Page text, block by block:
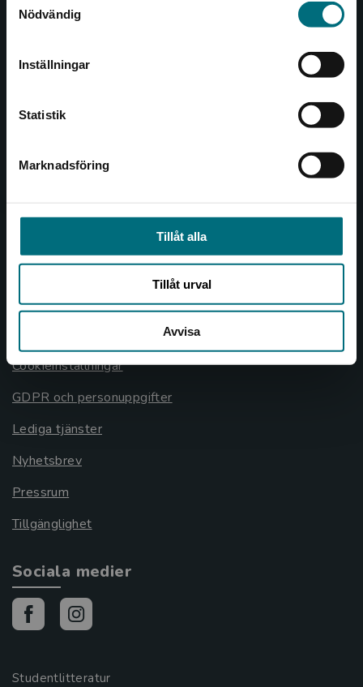
Nödvändig
Inställningar
Statistik
Marknadsföring
Tillåt alla
Tillåt urval
Avvisa
Sverige. För att kunna slutföra ett köp måste
Besöksadress:
Åkergränden 1
Kontakta kundservice
Köpvillkor
Allmänna länkar
Om oss
Cookieinställningar
GDPR och personuppgifter
Lediga tjänster
Nyhetsbrev
Pressrum
Tillgänglighet
Sociala medier
Studentlitteratur